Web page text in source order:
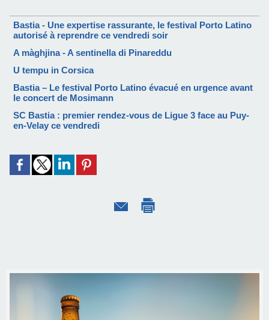
Bastia - Une expertise rassurante, le festival Porto Latino
autorisé à reprendre ce vendredi soir
A màghjina - A sentinella di Pinareddu
U tempu in Corsica
Bastia – Le festival Porto Latino évacué en urgence avant
le concert de Mosimann
SC Bastia : premier rendez-vous de Ligue 3 face au Puy-
en-Velay ce vendredi